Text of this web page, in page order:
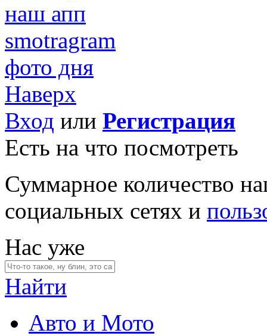
наш апп
smotragram
фото дня
Наверх
Вход или Регистрация
Есть на что посмотреть
Суммарное количество
социальных сетях и
Нас уже
Найти
Авто и Мото